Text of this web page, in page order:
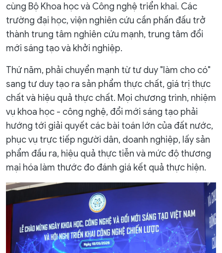
cùng Bộ Khoa học và Công nghệ triển khai. Các
trường đại học, viện nghiên cứu cần phấn đấu trở
thành trung tâm nghiên cứu mạnh, trung tâm đổi
mới sáng tạo và khởi nghiệp.
Thứ năm, phải chuyển mạnh từ tư duy "làm cho có"
sang tư duy tạo ra sản phẩm thực chất, giá trị thực
chất và hiệu quả thực chất. Mọi chương trình, nhiệm
vụ khoa học - công nghệ, đổi mới sáng tạo phải
hướng tới giải quyết các bài toán lớn của đất nước,
phục vụ trực tiếp người dân, doanh nghiệp, lấy sản
phẩm đầu ra, hiệu quả thực tiễn và mức độ thương
mại hóa làm thước đo đánh giá kết quả thực hiện.